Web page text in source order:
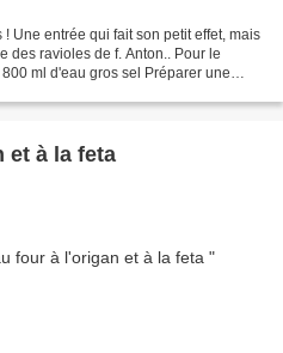
Une entrée qui fait son petit effet, mais
des ravioles de f. Anton.. Pour le
ml d'eau gros sel Préparer une
et à la feta